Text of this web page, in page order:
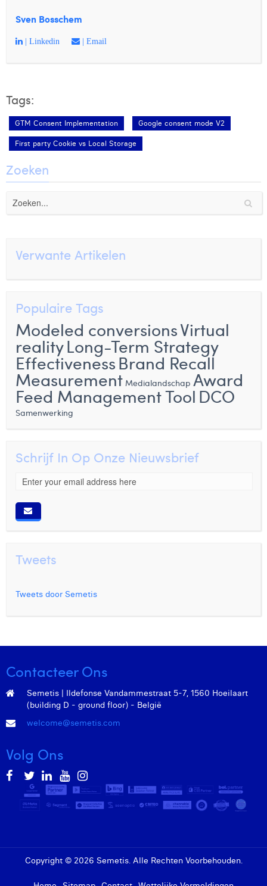
Sven Bosschem
| Linkedin | Email
Tags:
GTM Consent Implementation Google consent mode V2
First party Cookie vs Local Storage
Zoeken
Verwante Artikelen
Populaire Tags
Modeled conversionsVirtual
realityLong-Term Strategy
EffectivenessBrand Recall
Measurement Medialandschap Award
Feed Management Tool DCO
Samenwerking
Schrijf In Op Onze Nieuwsbrief
Tweets
Tweets door Semetis
Contacteer Ons
Semetis | Ildefonse Vandammestraat 5-7, 1560 Hoeilaart
(building D - ground floor) - België
welcome@semetis.com
Volg Ons
Copyright © 2026 Semetis. Alle Rechten Voorbehouden.